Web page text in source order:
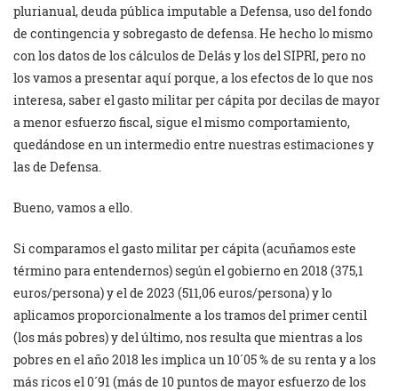
plurianual, deuda pública imputable a Defensa, uso del fondo
de contingencia y sobregasto de defensa. He hecho lo mismo
con los datos de los cálculos de Delás y los del SIPRI, pero no
los vamos a presentar aquí porque, a los efectos de lo que nos
interesa, saber el gasto militar per cápita por decilas de mayor
a menor esfuerzo fiscal, sigue el mismo comportamiento,
quedándose en un intermedio entre nuestras estimaciones y
las de Defensa.
Bueno, vamos a ello.
Si comparamos el gasto militar per cápita (acuñamos este
término para entendernos) según el gobierno en 2018 (375,1
euros/persona) y el de 2023 (511,06 euros/persona) y lo
aplicamos proporcionalmente a los tramos del primer centil
(los más pobres) y del último, nos resulta que mientras a los
pobres en el año 2018 les implica un 10´05 % de su renta y a los
más ricos el 0´91 (más de 10 puntos de mayor esfuerzo de los